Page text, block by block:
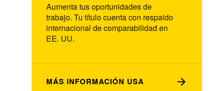
Aumenta tus oportunidades de
trabajo. Tu título cuenta con respaldo
internacional de comparabilidad en
EE. UU.
MÁS INFORMACIÓN USA